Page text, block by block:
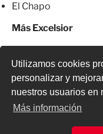
Utilizamos cookies
personalizar y
nuestros usuarios en
Más información
El Chapo
Más Excelsior
© 2026 Todos los
o parcial,